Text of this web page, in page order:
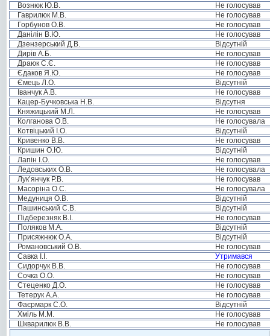
Вознюк Ю.В.
Не голосував
Гаврилюк М.В.
Не голосував
Горбунов О.В.
Не голосував
Данілін В.Ю.
Не голосував
Дзензерський Д.В.
Відсутній
Дирів А.Б.
Не голосував
Драюк С.Є.
Не голосував
Єдаков Я.Ю.
Не голосував
Ємець Л.О.
Відсутній
Іванчук А.В.
Не голосував
Кацер-Бучковська Н.В.
Відсутня
Княжицький М.Л.
Не голосував
Колганова О.В.
Не голосувала
Котвіцький І.О.
Відсутній
Кривенко В.В.
Не голосував
Кришин О.Ю.
Відсутній
Лапін І.О.
Не голосував
Ледовських О.В.
Не голосувала
Лук’янчук Р.В.
Не голосував
Масоріна О.С.
Не голосувала
Медуниця О.В.
Відсутній
Пашинський С.В.
Відсутній
Підберезняк В.І.
Не голосував
Поляков М.А.
Відсутній
Присяжнюк О.А.
Відсутній
Романовський О.В.
Не голосував
Савка І.І.
Утримався
Сидорчук В.В.
Не голосував
Сочка О.О.
Не голосував
Стеценко Д.О.
Не голосував
Тетерук А.А.
Не голосував
Фаєрмарк С.О.
Відсутній
Хміль М.М.
Не голосував
Шкварилюк В.В.
Не голосував